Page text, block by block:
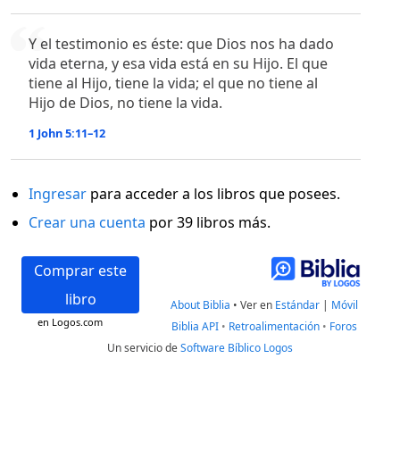
Y el testimonio es éste: que Dios nos ha dado
vida eterna, y esa vida está en su Hijo. El que
tiene al Hijo, tiene la vida; el que no tiene al
Hijo de Dios, no tiene la vida.
1 John 5:11–12
Ingresar para acceder a los libros que posees.
Crear una cuenta por 39 libros más.
Comprar este
libro
en Logos.com
About Biblia • Ver en Estándar | Móvil
Biblia API • Retroalimentación • Foros
Un servicio deSoftware Bíblico Logos